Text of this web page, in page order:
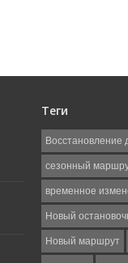
Теги
Восстановление
сезонный
временное
Новый
Новый маршрут